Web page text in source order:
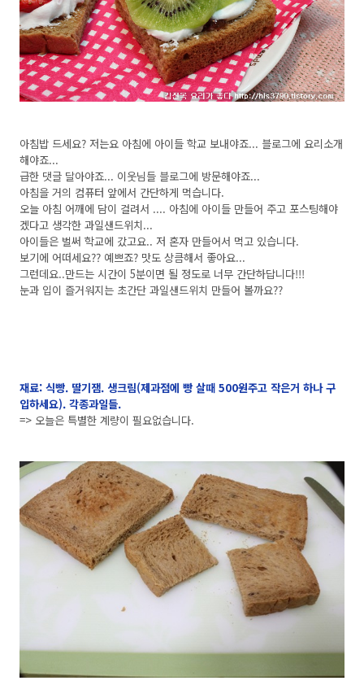
아침밥 드세요? 저는요 아침에 아이들 학교 보내야죠... 블로그에 요리소개
해야죠...
급한 댓글 달아야죠... 이웃님들 블로그에 방문해야죠...
아침을 거의 컴퓨터 앞에서 간단하게 먹습니다.
오늘 아침 어깨에 담이 걸려서 .... 아침에 아이들 만들어 주고 포스팅해야
겠다고 생각한 과일샌드위치...
아이들은 벌써 학교에 갔고요.. 저 혼자 만들어서 먹고 있습니다.
보기에 어떠세요?? 예쁘죠? 맛도 상큼해서 좋아요...
그런데요..만드는 시간이 5분이면 될 정도로 너무 간단하답니다!!!
눈과 입이 즐거워지는 초간단 과일샌드위치 만들어 볼까요??
재료: 식빵. 딸기잼. 생크림(제과점에 빵 살때 500원주고 작은거 하나 구
입하세요). 각종과일들.
=> 오늘은 특별한 계량이 필요없습니다.